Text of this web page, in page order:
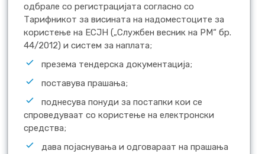
одбрале со регистрацијата согласно со
Тарифникот за висината на надоместоците за
користење на ЕСЈН („Службен весник на РМ“ бр.
44/2012) и систем за наплата;
презема тендерска документација;
поставува прашања;
поднесува понуди за постапки кои се
спроведуваат со користење на електронски
средства;
дава појаснувања и одговараат на прашања